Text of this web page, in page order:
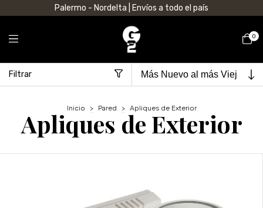
Palermo - Nordelta | Envíos a todo el país
0
Filtrar
Inicio > Pared > Apliques de Exterior
Apliques de Exterior